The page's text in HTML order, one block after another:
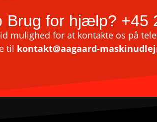
Brug for hjælp? +45
mulighed for at kontakte os på
til kontakt@aagaard-